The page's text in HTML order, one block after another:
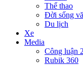
Thể thao
Đời sống
Du lịch
Xe
Media
Công luận
Rubik 360